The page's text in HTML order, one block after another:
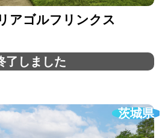
アゴルフリンクス
了しました
茨城県